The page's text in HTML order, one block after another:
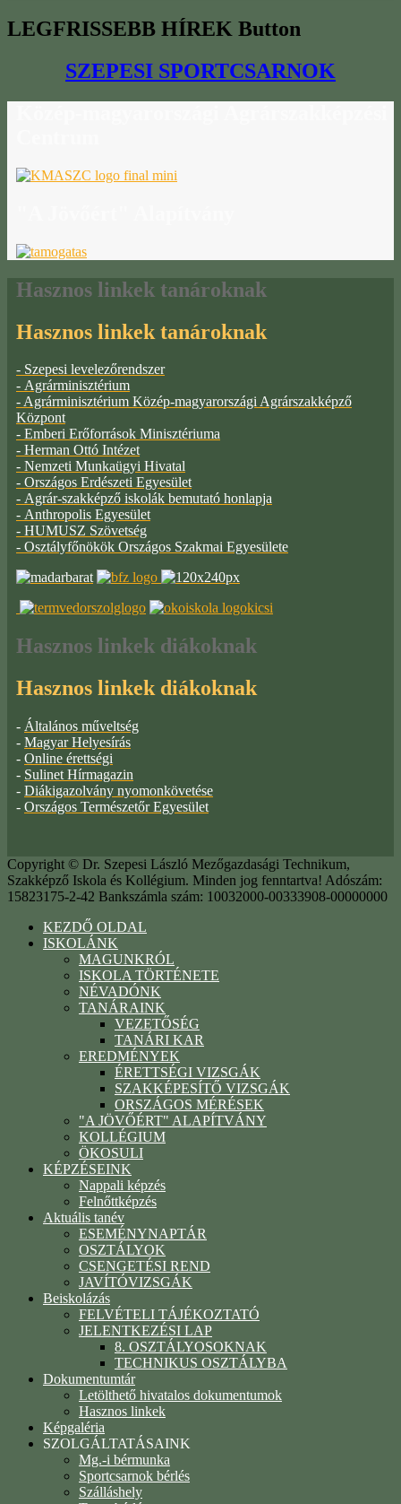
LEGFRISSEBB HÍREK Button
SZEPESI SPORTCSARNOK
Hasznos linkek tanároknak
Hasznos linkek tanároknak
- Szepesi levelezőrendszer
- Agrárminisztérium
- Agrárminisztérium Közép-magyarországi Agrárszakképző
Központ
- Emberi Erőforrások Minisztériuma
- Herman Ottó Intézet
- Nemzeti Munkaügyi Hivatal
- Országos Erdészeti Egyesület
- Agrár-szakképző iskolák bemutató honlapja
- Anthropolis Egyesület
- HUMUSZ Szövetség
- Osztályfőnökök Országos Szakmai Egyesülete
Hasznos linkek diákoknak
Hasznos linkek diákoknak
- Általános műveltség
- Magyar Helyesírás
- Online érettségi
- Sulinet Hírmagazin
- Diákigazolvány nyomonkövetése
- Országos Természetőr Egyesület
Copyright © Dr. Szepesi László Mezőgazdasági Technikum,
Szakképző Iskola és Kollégium. Minden jog fenntartva! Adószám:
15823175-2-42 Bankszámla szám: 10032000-00333908-00000000
KEZDŐ OLDAL
ISKOLÁNK
MAGUNKRÓL
ISKOLA TÖRTÉNETE
NÉVADÓNK
TANÁRAINK
VEZETŐSÉG
TANÁRI KAR
EREDMÉNYEK
ÉRETTSÉGI VIZSGÁK
SZAKKÉPESÍTŐ VIZSGÁK
ORSZÁGOS MÉRÉSEK
"A JÖVŐÉRT" ALAPÍTVÁNY
KOLLÉGIUM
ÖKOSULI
KÉPZÉSEINK
Nappali képzés
Felnőttképzés
Aktuális tanév
ESEMÉNYNAPTÁR
OSZTÁLYOK
CSENGETÉSI REND
JAVÍTÓVIZSGÁK
Beiskolázás
FELVÉTELI TÁJÉKOZTATÓ
JELENTKEZÉSI LAP
8. OSZTÁLYOSOKNAK
TECHNIKUS OSZTÁLYBA
Dokumentumtár
Letölthető hivatalos dokumentumok
Hasznos linkek
Képgaléria
SZOLGÁLTATÁSAINK
Mg.-i bérmunka
Sportcsarnok bérlés
Szálláshely